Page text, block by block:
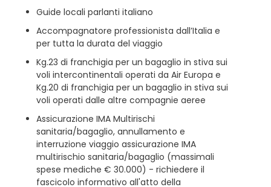
Guide locali parlanti italiano
Accompagnatore professionista dall’Italia e
per tutta la durata del viaggio
Kg.23 di franchigia per un bagaglio in stiva sui
voli intercontinentali operati da Air Europa e
Kg.20 di franchigia per un bagaglio in stiva sui
voli operati dalle altre compagnie aeree
Assicurazione IMA Multirischi
sanitaria/bagaglio, annullamento e
interruzione viaggio assicurazione IMA
multirischio sanitaria/bagaglio (massimali
spese mediche € 30.000) - richiedere il
fascicolo informativo all'atto della